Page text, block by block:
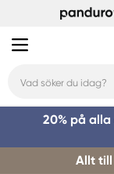
20% på
Allt till